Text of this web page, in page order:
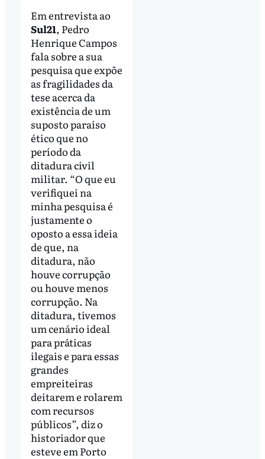
Em entrevista ao
Sul21, Pedro
Henrique Campos
fala sobre a sua
pesquisa que expõe
as fragilidades da
tese acerca da
existência de um
suposto paraíso
ético que no
período da
ditadura civil
militar. “O que eu
verifiquei na
minha pesquisa é
justamente o
oposto a essa ideia
de que, na
ditadura, não
houve corrupção
ou houve menos
corrupção. Na
ditadura, tivemos
um cenário ideal
para práticas
ilegais e para essas
grandes
empreiteiras
deitarem e rolarem
com recursos
públicos”, diz o
historiador que
esteve em Porto